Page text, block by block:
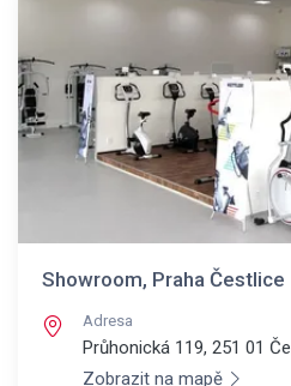
Showroom, Praha Čestlice
Adresa
Průhonická 119, 251 01
Zobrazit na mapě